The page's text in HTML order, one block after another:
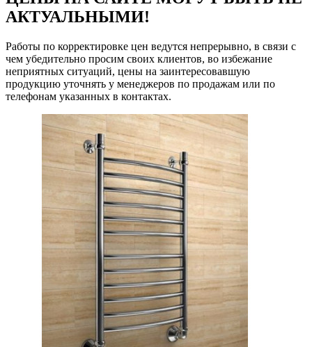
АКТУАЛЬНЫМИ!
Работы по корректировке цен ведутся непрерывно, в связи с
чем убедительно просим своих клиентов, во избежание
неприятных ситуаций, цены на заинтересовавшую
продукцию уточнять у менеджеров по продажам или по
телефонам указанных в контактах.